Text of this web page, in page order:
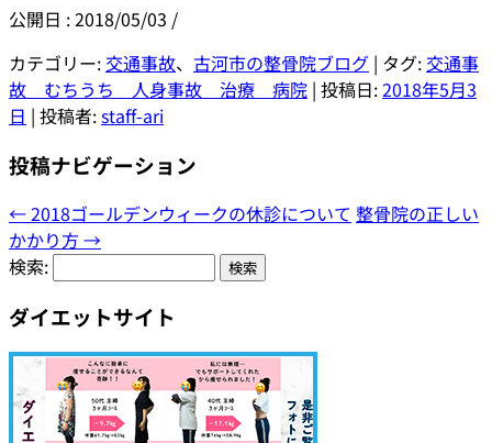
公開日 :2018/05/03 /
カテゴリー: 交通事故、 古河市の整骨院ブログ | タグ: 交通事
故 むちうち 人身事故 治療 病院 | 投稿日:2018年5月3
日 | 投稿者:staff-ari
投稿ナビゲーション
←2018ゴールデンウィークの休診について 整骨院の正しい
かかり方→
検索:
ダイエットサイト